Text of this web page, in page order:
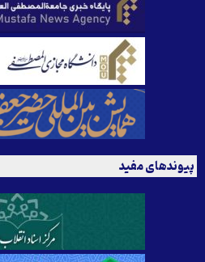
پیوندهای مفید